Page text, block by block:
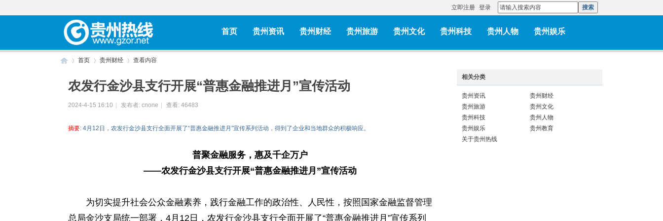
搜索
立即注册 登录
首页 贵州资讯 贵州财经 贵州旅游 贵州文化 贵州科技 贵州人物 贵州娱乐
›
首页
›
贵州财经
›
查看内容
农发行金沙县支行开展“普惠金融推进月”宣传活动
2024-4-15 16:10 发布者: cnone 查看: 46483
摘要: 4月12日，农发行金沙县支行全面开展了“普惠金融推进月”宣传系列活动，得到了企业和当地群众的积极响应。
普聚金融服务，惠及千企万户
——农发行金沙县支行开展“普惠金融推进月”宣传活动
为切实提升社会公众金融素养，践行金融工作的政治性、人民性，按照国家金融监督管理
总局金沙支局统一部署，4月12日，农发行金沙县支行全面开展了“普惠金融推进月”宣传系列
相关分类
贵州资讯
贵州财经
贵州旅游
贵州文化
贵州科技
贵州人物
贵州娱乐
贵州教育
关于贵州热线